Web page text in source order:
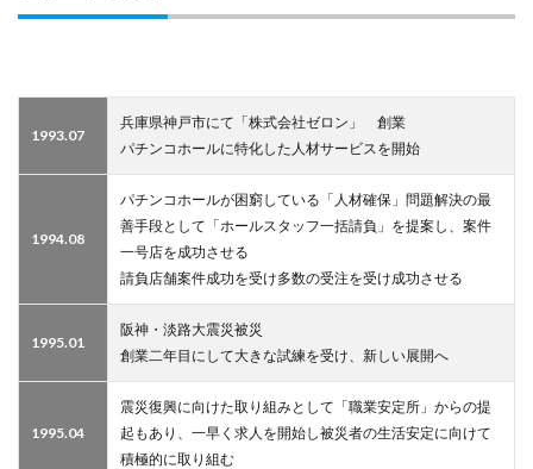
1993.07
兵庫県神戸市にて「株式会社ゼロン」 創業
パチンコホールに特化した人材サービスを開始
1994.08
パチンコホールが困窮している「人材確保」問題解決の最
善手段として「ホールスタッフ一括請負」を提案し、案件
一号店を成功させる
請負店舗案件成功を受け多数の受注を受け成功させる
1995.01
阪神・淡路大震災被災
創業二年目にして大きな試練を受け、新しい展開へ
1995.04
震災復興に向けた取り組みとして「職業安定所」からの提
起もあり、一早く求人を開始し被災者の生活安定に向けて
積極的に取り組む